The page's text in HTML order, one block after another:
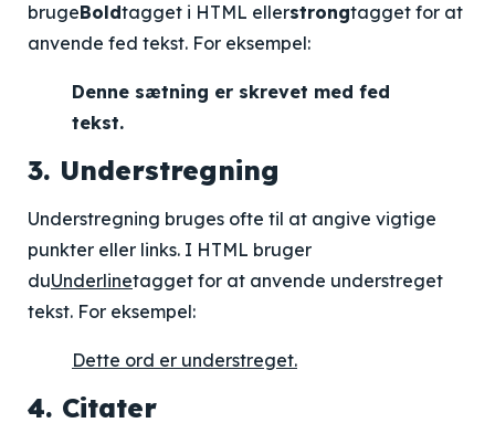
brugeBoldtagget i HTML ellerstrongtagget for at
anvende fed tekst. For eksempel:
Denne sætning er skrevet med fed
tekst.
3. Understregning
Understregning bruges ofte til at angive vigtige
punkter eller links. I HTML bruger
duUnderlinetagget for at anvende understreget
tekst. For eksempel:
Dette ord er understreget.
4. Citater